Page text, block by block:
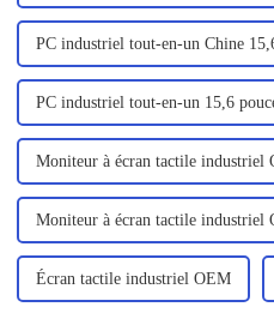
PC industriel tout-en-un Chine
PC industriel tout-en-un 15,6
Moniteur à écran tactile industriel
Moniteur à écran tactile industriel
Écran tactile industriel OEM